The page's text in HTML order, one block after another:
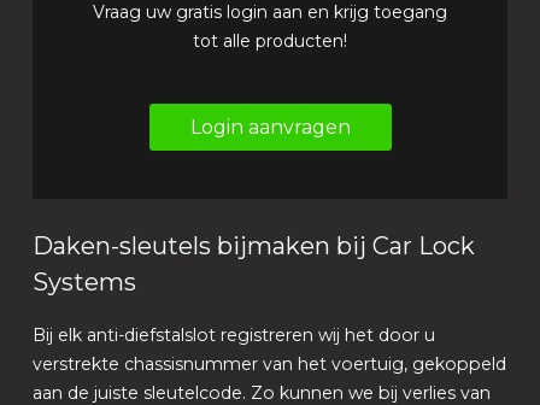
Vraag uw gratis login aan en krijg toegang
tot alle producten!
Login aanvragen
Daken-sleutels bijmaken bij Car Lock
Systems
Bij elk anti-diefstalslot registreren wij het door u
verstrekte chassisnummer van het voertuig, gekoppeld
aan de juiste sleutelcode. Zo kunnen we bij verlies van